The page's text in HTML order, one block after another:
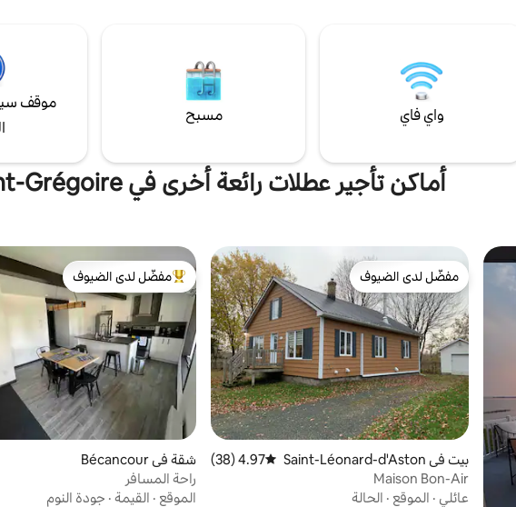
واي فاي مسبح
موقف
أماكن تأجير عطلات رائعة أخرى في Saint-Grégoire
مفضّل لدى الضيوف
مفضّل لدى الضيوف
بيت في Saint-Léonard-d'Aston متوسط التقييم 4.97 من 5، 38 مراجعات
4.97 (38)
Maison Bon-Air
عائلي · الموقع · الحالة
من أبرز البيوت المفضّلة لدى الضيوف
مفضّل لدى الضيوف
شقة في Bécancour
راحة المسافر
الموقع · القيمة · جودة النوم